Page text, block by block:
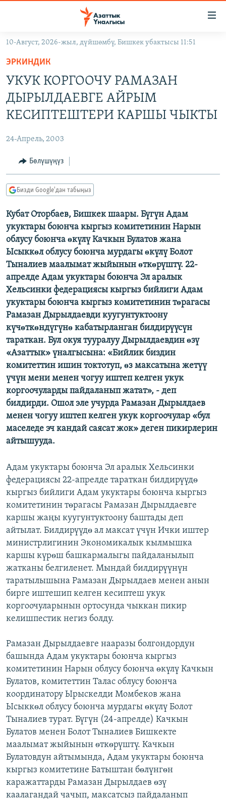
Навигацияга
өтүңүз
Издөөгө
салыңыз
САЯСАТ
МАДАНИЯТ
ДҮЙНӨ
УКРАИНА
ТВ ПРОГРАММАЛАР
БҮГҮН АЗАТТЫКТА
ДАНИСТЕ
ЭЖЕ-СИҢДИЛЕР
АЗАТТЫК+
ЫҢГАЙСЫЗ СУРООЛОР
ПОДКАСТ
Русский
ОНЛАЙН ШЕРИНЕ
ЭЕ/АРнун бардык сайттары
10-Август, 2026-жыл, дүйшөмбү, Бишкек убактысы 11:51
ЭРКИНДИК
УКУК КОРГООЧУ РАМАЗАН
ДЫРЫЛДАЕВГЕ АЙРЫМ
КЕСИПТЕШТЕРИ КАРШЫ ЧЫКТЫ
24-Апрель, 2003
Бөлүшүңүз
Бизди Google'дан табыңыз
Кубат Оторбаев, Бишкек шаары. Бүгүн Адам
укуктары боюнча кыргыз комитетинин Нарын
облусу боюнча ѳкүлү Качкын Булатов жана
Ысыккѳл облусу боюнча мурдагы ѳкүлү Болот
Тыналиев маалымат жыйынын ѳткѳрүштү. 22-
апрелде Адам укуктары боюнча Эл аралык
Хельсинки федерациясы кыргыз бийлиги Адам
укуктары боюнча кыргыз комитетинин тѳрагасы
Рамазан Дырылдаевди куугунтуктоону
күчѳткѳндүгүнѳ кабатырланган билдирүүсүн
тараткан. Бул окуя тууралуу Дырылдаевдин ѳзү
«Азаттык» үналгысына: «Бийлик биздин
комитеттин ишин токтотуп, ѳз максатына жетүү
үчүн мени менен чогуу иштеп келген укук
коргоочуларды пайдаланып жатат», - деп
билдирди. Ошол эле учурда Рамазан Дырылдаев
менен чогуу иштеп келген укук коргоочулар «бул
маселеде эч кандай саясат жок» деген пикирлерин
айтышууда.
Адам укуктары боюнча Эл аралык Хельсинки
федерациясы 22-апрелде тараткан билдирүүдѳ
кыргыз бийлиги Адам укуктары боюнча кыргыз
комитетинин тѳрагасы Рамазан Дырылдаевге
каршы жаңы куугунтуктоону баштады деп
айтылат. Билдирүүдѳ ал максат үчүн Ички иштер
министрлигинин Экономикалык кылмышка
каршы күрѳш башкармалыгы пайдаланылып
жатканы белгиленет. Мындай билдирүүнүн
таратылышына Рамазан Дырылдаев менен анын
бирге иштешип келген кесиптеш укук
коргоочуларынын ортосунда чыккан пикир
келишпестик негиз болду.
Рамазан Дырылдаевге нааразы болгондордун
башында Адам укуктары боюнча кыргыз
комитетинин Нарын облусу боюнча ѳкүлү Качкын
Булатов, комитеттин Талас облусу боюнча
координатору Ырыскелди Момбеков жана
Ысыккѳл облусу боюнча мурдагы ѳкүлү Болот
Тыналиев турат. Бүгүн (24-апрелде) Качкын
Булатов менен Болот Тыналиев Бишкекте
маалымат жыйынын ѳткѳрүштү. Качкын
Булатовдун айтымында, Адам укуктары боюнча
кыргыз комитетине Батыштан бѳлүнгѳн
каражаттарды Рамазан Дырылдаев ѳзү
каалагандай чачып, максатсыз пайдаланып